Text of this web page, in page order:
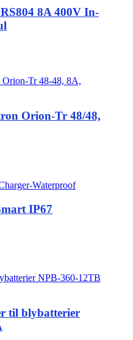
8A 400V In-
Orion-Tr 48/48,
IP67
til blybatterier